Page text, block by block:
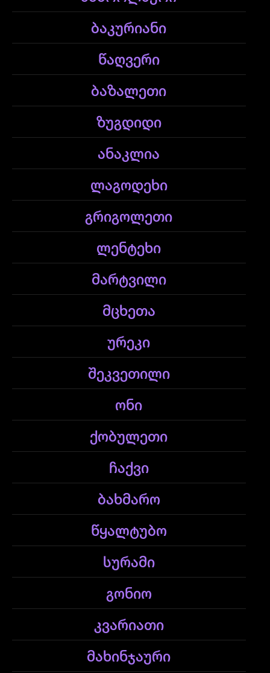
ბაკურიანი
წაღვერი
ბაზალეთი
ზუგდიდი
ანაკლია
ლაგოდეხი
გრიგოლეთი
ლენტეხი
მარტვილი
მცხეთა
ურეკი
შეკვეთილი
ონი
ქობულეთი
ჩაქვი
ბახმარო
წყალტუბო
სურამი
გონიო
კვარიათი
მახინჯაური